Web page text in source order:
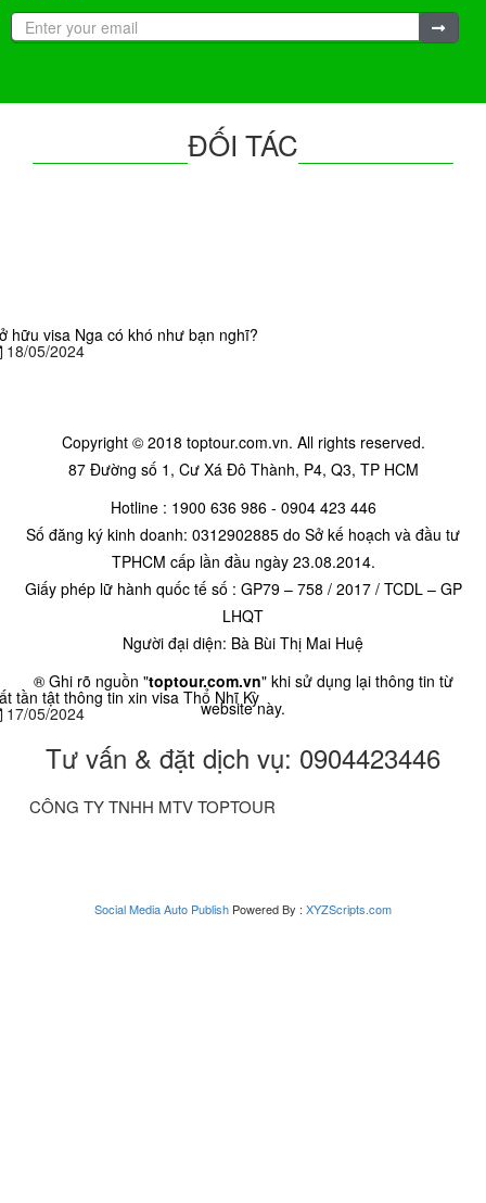
hữu visa Nga có khó như bạn nghĩ?
18/05/2024
tần tật thông tin xin visa Thổ Nhĩ Kỳ
17/05/2024
ĐỐI TÁC
Copyright © 2018 toptour.com.vn. All rights reserved.
87 Đường số 1, Cư Xá Đô Thành, P4, Q3, TP HCM
Hotline : 1900 636 986 - 0904 423 446
Số đăng ký kinh doanh: 0312902885 do Sở kế hoạch và đầu tư
TPHCM cấp lần đầu ngày 23.08.2014.
Giấy phép lữ hành quốc tế số : GP79 – 758 / 2017 / TCDL – GP
LHQT
Người đại diện: Bà Bùi Thị Mai Huệ
® Ghi rõ nguồn "toptour.com.vn" khi sử dụng lại thông tin từ
website này.
Tư vấn & đặt dịch vụ: 0904423446
CÔNG TY TNHH MTV TOPTOUR
Social Media Auto Publish Powered By : XYZScripts.com